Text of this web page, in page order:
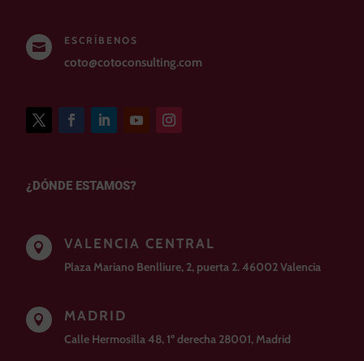

ESCRÍBENOS
coto@cotoconsulting.com
¿DÓNDE ESTAMOS?
 VALENCIA CENTRAL
Plaza Mariano Benlliure, 2, puerta 2. 46002 Valencia
 MADRID
Calle Hermosilla 48, 1º derecha 28001, Madrid